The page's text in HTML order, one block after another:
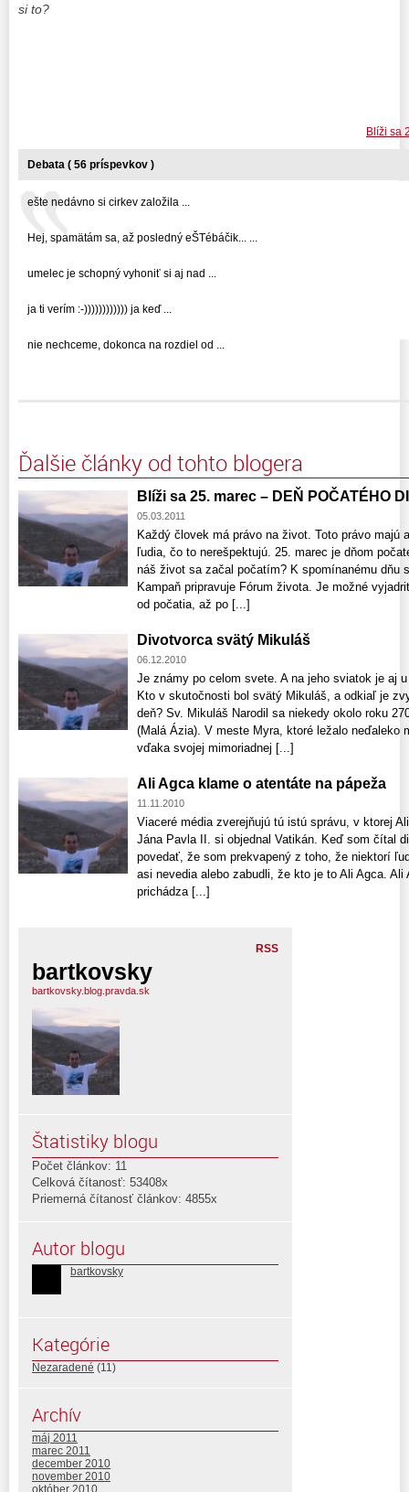
si to?
Blíži sa
Debata ( 56 príspevkov )
ešte nedávno si cirkev založila ...
Hej, spamätám sa, až posledný eŠTébáčik... ...
umelec je schopný vyhoniť si aj nad ...
ja ti verím :-)))))))))))) ja keď ...
nie nechceme, dokonca na rozdiel od ...
Ďalšie články od tohto blogera
Blíži sa 25. marec – DEŇ POČATÉHO
05.03.2011
Každý človek má právo na život. Toto právo majú
ľudia, čo to nerešpektujú. 25. marec je dňom
náš život sa začal počatím? K spomínanému dňu
Kampaň pripravuje Fórum života. Je možné
od počatia, až po [...]
Divotvorca svätý Mikuláš
06.12.2010
Je známy po celom svete. A na jeho sviatok je aj
Kto v skutočnosti bol svätý Mikuláš, a odkiaľ je
deň? Sv. Mikuláš Narodil sa niekedy okolo roku
(Malá Ázia). V meste Myra, ktoré ležalo neďaleko
vďaka svojej mimoriadnej [...]
Ali Agca klame o atentáte na pápeža
11.11.2010
Viaceré média zverejňujú tú istú správu, v ktorej
Jána Pavla II. si objednal Vatikán. Keď som čítal
povedať, že som prekvapený z toho, že niektorí
asi nevedia alebo zabudli, že kto je to Ali Agca.
prichádza [...]
RSS
bartkovsky
bartkovsky.blog.pravda.sk
Štatistiky blogu
Počet článkov: 11
Celková čítanosť: 53408x
Priemerná čítanosť článkov: 4855x
Autor blogu
bartkovsky
Kategórie
Nezaradené (11)
Archív
máj 2011
marec 2011
december 2010
november 2010
október 2010